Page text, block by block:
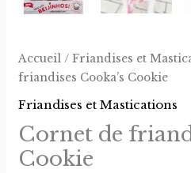
Accueil /Friandises et
friandises Cooka’s Cookie
Friandises et Mastications
Cornet de
Cookie